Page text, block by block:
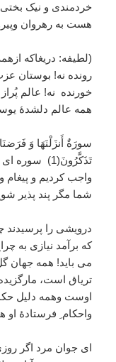
خردمندی و نیک
هست به رهروان
(لطیفه: دریغاکه
رونده نه! بوستان
خورنده نه! عالم
همه عالم دلشدۀ
سورَةٌ أَنزَلْنَهَا وَ
تَذَكَّرُونَ(1)
واجب کردیم و پیغام
شما مگر پند پذیر شوید.
درویشی را
که برآمد نیازی به
می باید! همه جهان
تریاق است،
اوست وهمه دلیل
واحکام ِ فرستادۀ
ای جوان مرد اگر